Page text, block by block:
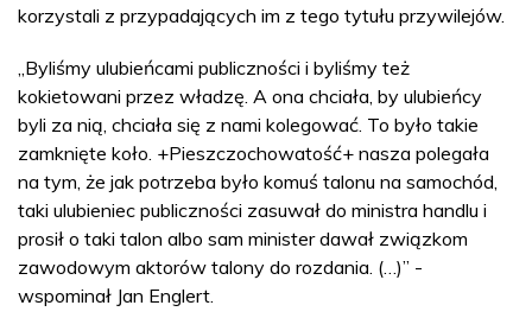
korzystali z przypadających im z tego tytułu przywilejów.
„Byliśmy ulubieńcami publiczności i byliśmy też
kokietowani przez władzę. A ona chciała, by ulubieńcy
byli za nią, chciała się z nami kolegować. To było takie
zamknięte koło. +Pieszczochowatość+ nasza polegała
na tym, że jak potrzeba było komuś talonu na samochód,
taki ulubieniec publiczności zasuwał do ministra handlu i
prosił o taki talon albo sam minister dawał związkom
zawodowym aktorów talony do rozdania. (…)” -
wspominał Jan Englert.